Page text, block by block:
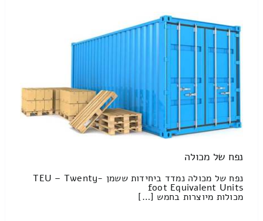
נפח של מכולה
נפח של מכולה נמדד ביחידות ששמן TEU – Twenty-
foot Equivalent Units
מכולות מיוצרות בחמש […]